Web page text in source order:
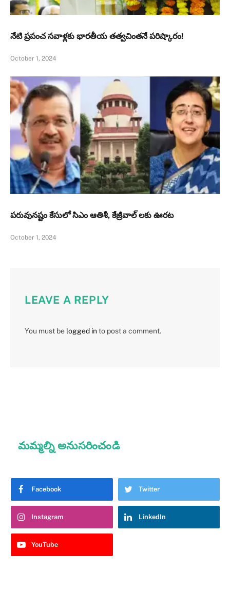
నేటి ప్రపంచ సవాళ్లకు భారతీయ తత్వచింతనే పరిష్కారం!
October 1, 2024
పరువునష్టం కేసులో సిఎం ఆతిశీ, కేజ్రీవాల్ లకు ఊరట
October 1, 2024
LEAVE A REPLY
You must be logged into post a comment.
మమ్మల్ని అనుసరించండి
Facebook Twitter
Instagram LinkedIn
YouTube